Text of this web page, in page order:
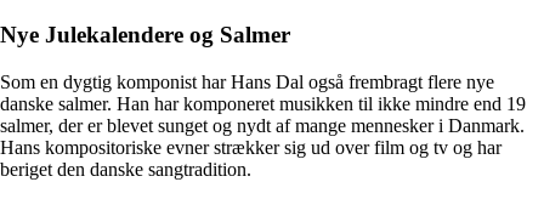
Nye Julekalendere og Salmer
Som en dygtig komponist har Hans Dal også frembragt flere nye
danske salmer. Han har komponeret musikken til ikke mindre end 19
salmer, der er blevet sunget og nydt af mange mennesker i Danmark.
Hans kompositoriske evner strækker sig ud over film og tv og har
beriget den danske sangtradition.